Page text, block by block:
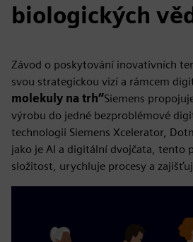
biologických
Závod o poskytování inovativních
svou strategickou vizí a rámcem
molekuly na trh“Siemens
výrobu do jedné bezproblémové
technologii Siemens Xcelerator,
jako je AI a digitální dvojčata, tento
složitost, urychluje procesy a